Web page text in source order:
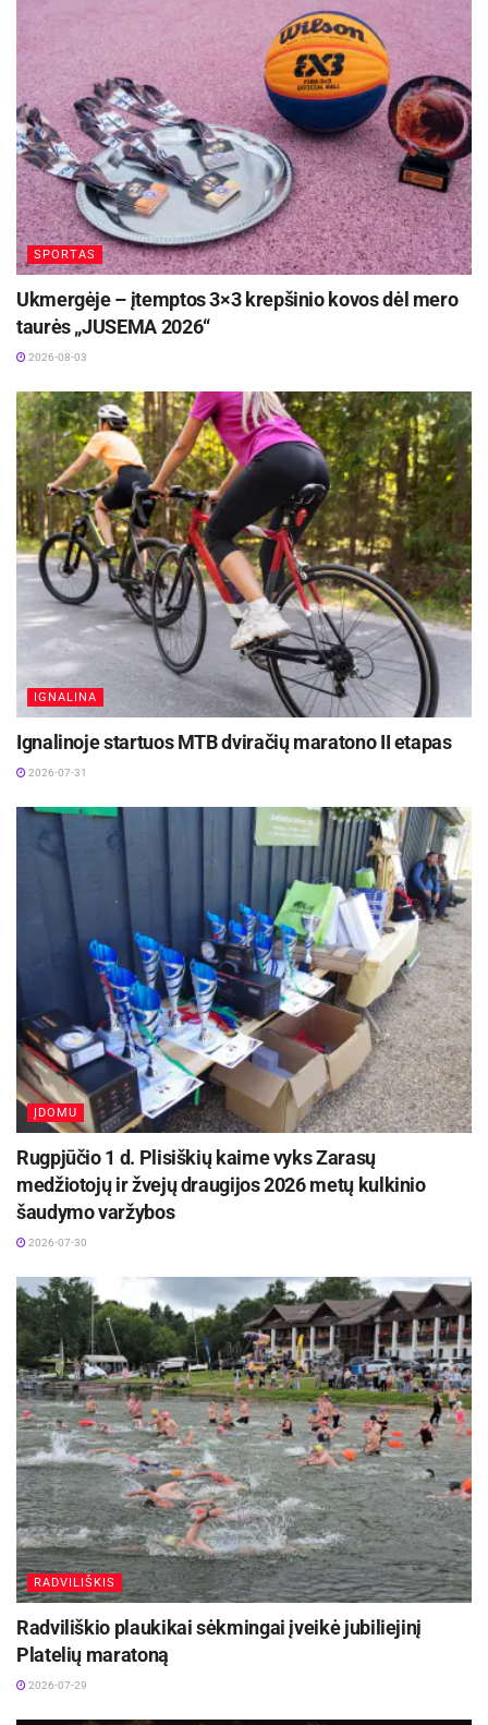
SPORTAS
Ukmergėje – įtemptos 3×3 krepšinio kovos dėl mero
taurės „JUSEMA 2026“
2026-08-03
IGNALINA
Ignalinoje startuos MTB dviračių maratono II etapas
2026-07-31
ĮDOMU
Rugpjūčio 1 d. Plisiškių kaime vyks Zarasų
medžiotojų ir žvejų draugijos 2026 metų kulkinio
šaudymo varžybos
2026-07-30
RADVILIŠKIS
Radviliškio plaukikai sėkmingai įveikė jubiliejinį
Platelių maratoną
2026-07-29